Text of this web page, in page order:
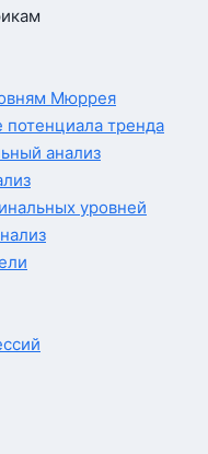
Мюррея
тренда
анализ
уровней